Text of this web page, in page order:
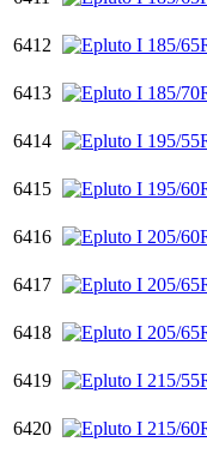
6412
6413
6414
6415
6416
6417
6418
6419
6420